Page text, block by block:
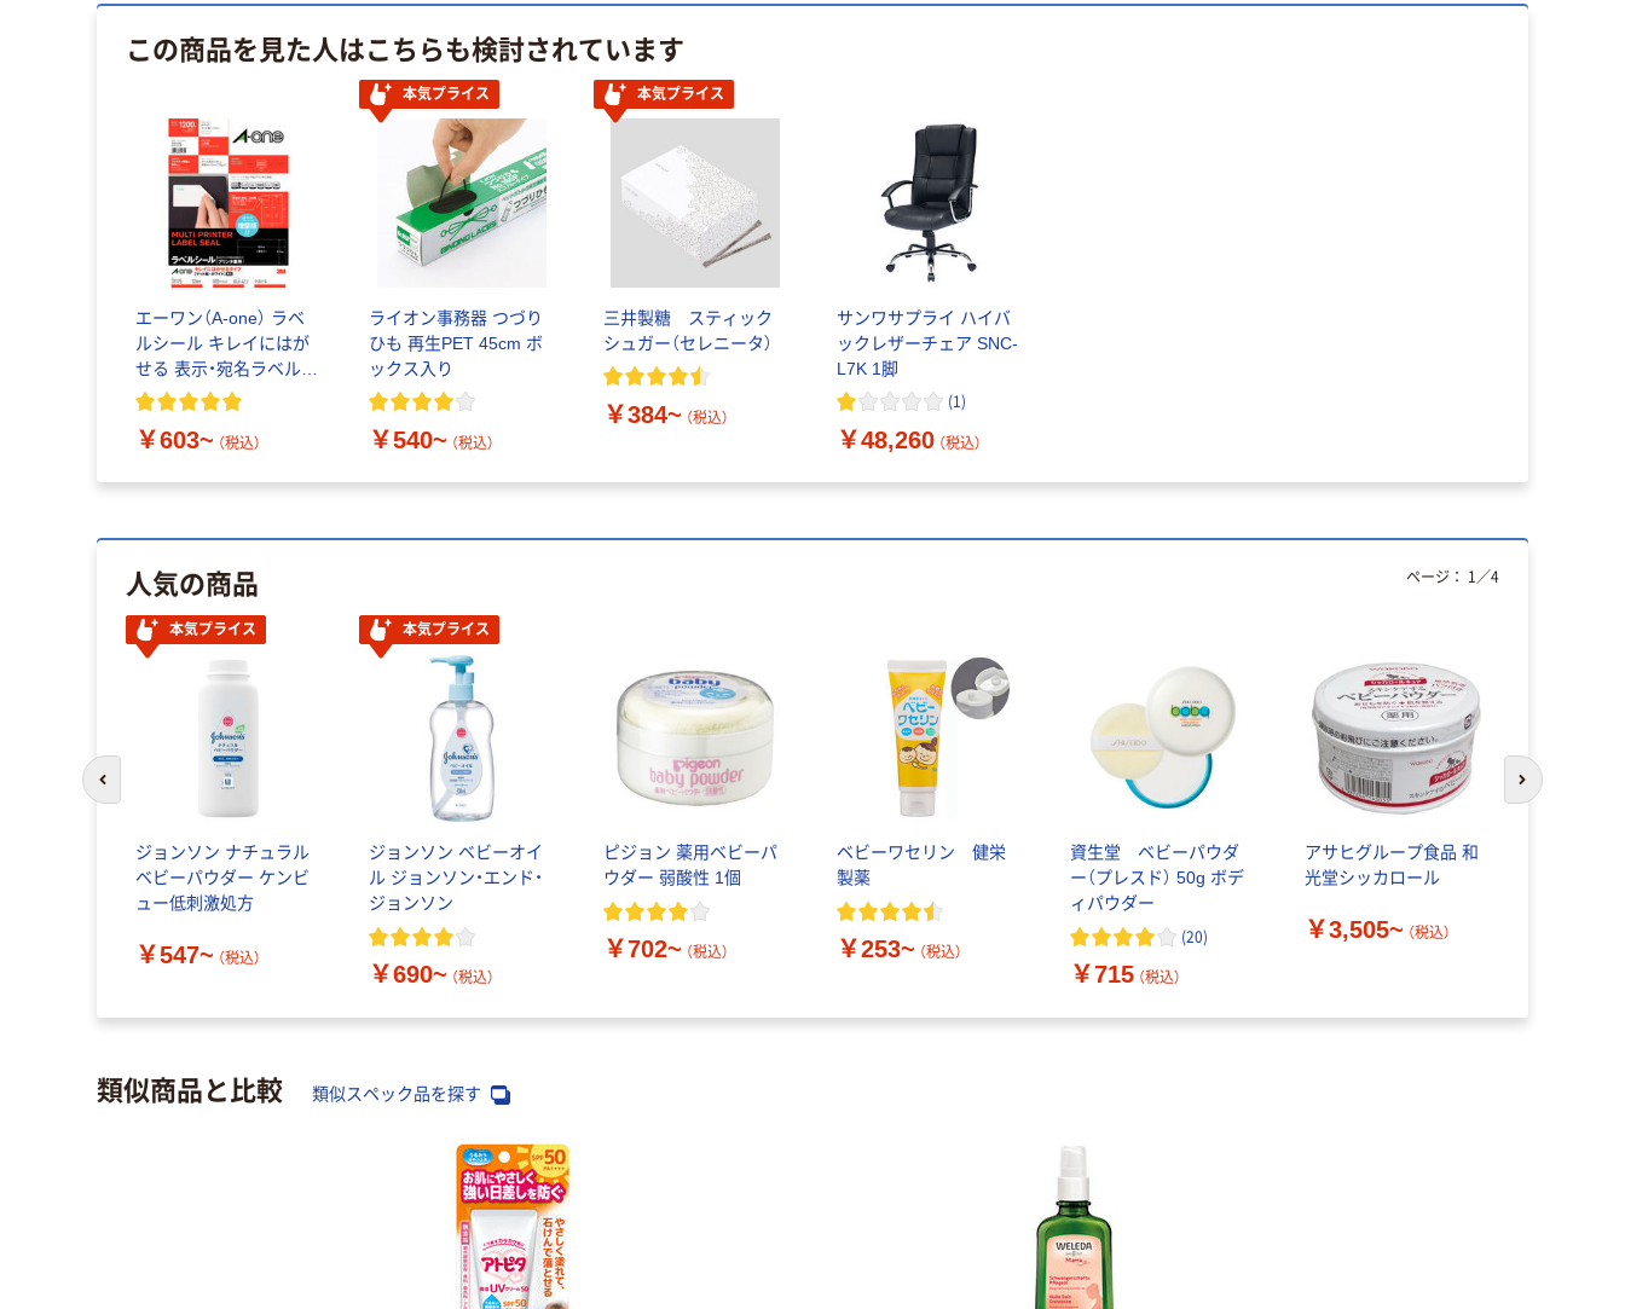
この商品を見た人はこちらも検討されています
エーワン（A-one） ラベ
ルシール キレイにはが
せる 表示・宛名ラベル
プリンタ兼用 封筒 シー
￥603~ （税込）
本気プライス
ライオン事務器 つづり
ひも 再生PET 45cm ボ
ックス入り
￥540~ （税込）
本気プライス
三井製糖 スティック
シュガー（セレニータ）
￥384~ （税込）
サンワサプライ ハイバ
ックレザーチェア SNC-
L7K 1脚
(1)
￥48,260 （税込）
人気の商品
本気プライス
ジョンソン ナチュラル
ベビーパウダー ケンビ
ュー低刺激処方
￥547~ （税込）
本気プライス
ジョンソン ベビーオイ
ル ジョンソン・エンド・
ジョンソン
￥690~ （税込）
ピジョン 薬用ベビーパ
ウダー 弱酸性 1個
￥702~ （税込）
ベビーワセリン 健栄
製薬
￥253~ （税込）
資生堂 ベビーパウダ
ー（プレスド） 50g ボデ
ィパウダー
(20)
￥715 （税込）
アサヒグループ食品 和
光堂シッカロール
￥3,505~ （税込）
ページ： 1／4
前のスライドへ 次のスライド
類似商品と比較 類似スペック品を探す